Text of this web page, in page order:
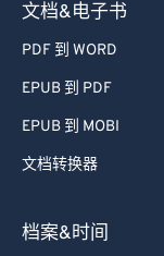
文档&电子书
PDF 到 WORD
EPUB 到 PDF
EPUB 到 MOBI
文档转换器
档案&时间